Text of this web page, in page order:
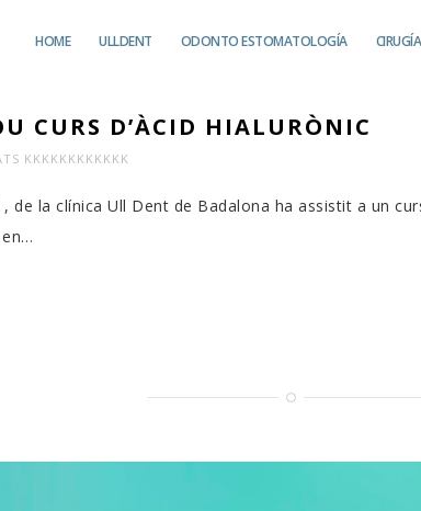
HOME ULLDENT ODONTO ESTOMATOLOGÍA
CURS D’ÀCID HIALURÒNIC
A
HIALURÒNIC
KKKKKKKKKKKK
la clínica Ull Dent de Badalona ha assistit a un